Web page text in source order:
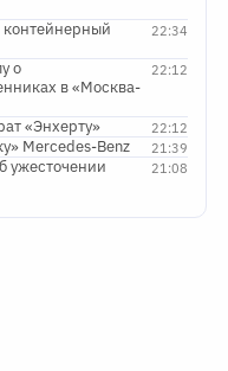
22:34
контейнерный
22:12
о
в «Москва-
22:12
«Энхерту»
21:39
Mercedes-Benz
21:08
ужесточении